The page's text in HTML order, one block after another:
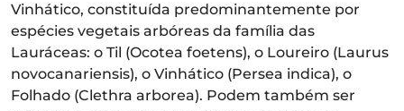
Vinhático, constituída predominantemente por
espécies vegetais arbóreas da família das
Lauráceas: o Til (Ocotea foetens), o Loureiro (Laurus
novocanariensis), o Vinhático (Persea indica), o
Folhado (Clethra arborea). Podem também ser